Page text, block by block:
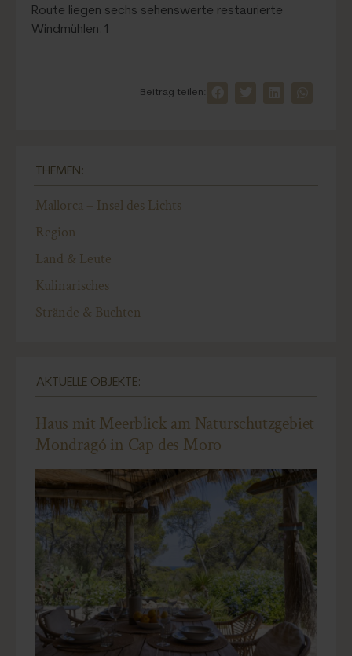
Route liegen sechs sehenswerte restaurierte
Windmühlen.1
Beitrag teilen:
THEMEN:
Mallorca – Insel des Lichts
Region
Land & Leute
Kulinarisches
Strände & Buchten
AKTUELLE OBJEKTE:
Haus mit Meerblick am Naturschutzgebiet
Mondragó in Cap des Moro